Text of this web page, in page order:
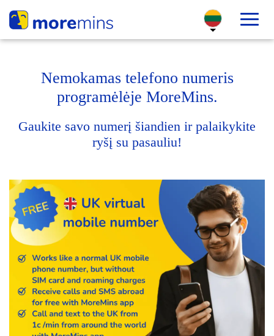
Nemokamas telefono numeris
programėlėje MoreMins.
Gaukite savo numerį šiandien ir palaikykite
ryšį su pasauliu!